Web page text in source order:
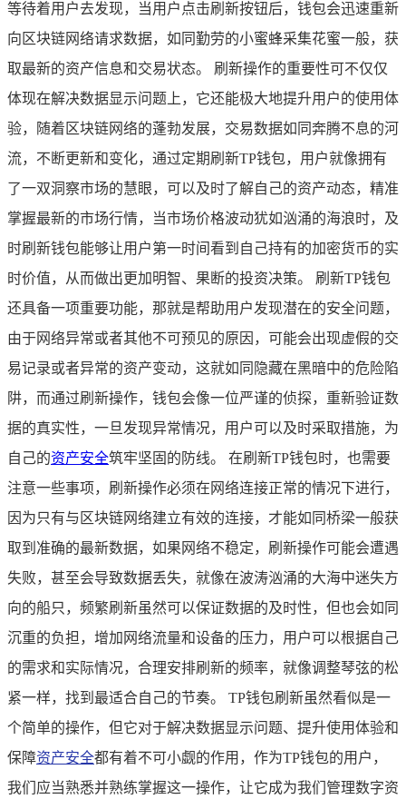
等待着用户去发现，当用户点击刷新按钮后，钱包会迅速重新
向区块链网络请求数据，如同勤劳的小蜜蜂采集花蜜一般，获
取最新的资产信息和交易状态。 刷新操作的重要性可不仅仅
体现在解决数据显示问题上，它还能极大地提升用户的使用体
验，随着区块链网络的蓬勃发展，交易数据如同奔腾不息的河
流，不断更新和变化，通过定期刷新TP钱包，用户就像拥有
了一双洞察市场的慧眼，可以及时了解自己的资产动态，精准
掌握最新的市场行情，当市场价格波动犹如汹涌的海浪时，及
时刷新钱包能够让用户第一时间看到自己持有的加密货币的实
时价值，从而做出更加明智、果断的投资决策。 刷新TP钱包
还具备一项重要功能，那就是帮助用户发现潜在的安全问题，
由于网络异常或者其他不可预见的原因，可能会出现虚假的交
易记录或者异常的资产变动，这就如同隐藏在黑暗中的危险陷
阱，而通过刷新操作，钱包会像一位严谨的侦探，重新验证数
据的真实性，一旦发现异常情况，用户可以及时采取措施，为
自己的资产安全筑牢坚固的防线。 在刷新TP钱包时，也需要
注意一些事项，刷新操作必须在网络连接正常的情况下进行，
因为只有与区块链网络建立有效的连接，才能如同桥梁一般获
取到准确的最新数据，如果网络不稳定，刷新操作可能会遭遇
失败，甚至会导致数据丢失，就像在波涛汹涌的大海中迷失方
向的船只，频繁刷新虽然可以保证数据的及时性，但也会如同
沉重的负担，增加网络流量和设备的压力，用户可以根据自己
的需求和实际情况，合理安排刷新的频率，就像调整琴弦的松
紧一样，找到最适合自己的节奏。 TP钱包刷新虽然看似是一
个简单的操作，但它对于解决数据显示问题、提升使用体验和
保障资产安全都有着不可小觑的作用，作为TP钱包的用户，
我们应当熟悉并熟练掌握这一操作，让它成为我们管理数字资